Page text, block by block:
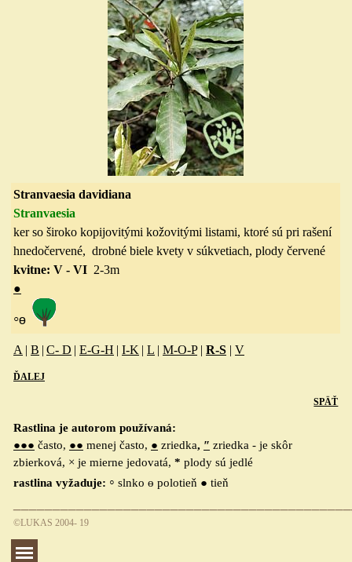
Stranvaesia davidiana
Stranvaesia
kerso široko kopijovitými kožovitými listami, ktoré sú pri rašení
hnedočervené, drobné biele kvety v súkvetiach, plody červené
kvitne: V - VI 2-3m
●
◦ө
A | B | C- D | E-G-H | I-K | L | M-O-P | R-S | V
ĎALEJ
SPÄŤ
Rastlina je autorom používaná:
●●● často, ●● menej často, ● zriedka, ″ zriedka - je skôr
zbierková, × je mierne jedovatá, * plody sú jedlé
rastlina vyžaduje: ◦ slnko ө polotieň ● tieň
©LUKAS 2004- 19
Preskočiť menu